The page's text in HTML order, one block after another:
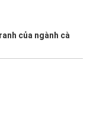
của ngành cà